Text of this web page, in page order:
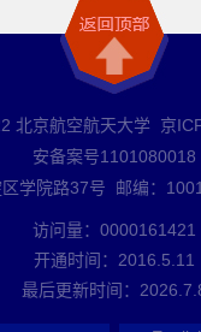
北京航空航天大学 京
安备案号1101080018
区学院路37号 邮编：
访问量： 0000161421
开通时间： 2016 5 11
最后更新时间： 2026 7